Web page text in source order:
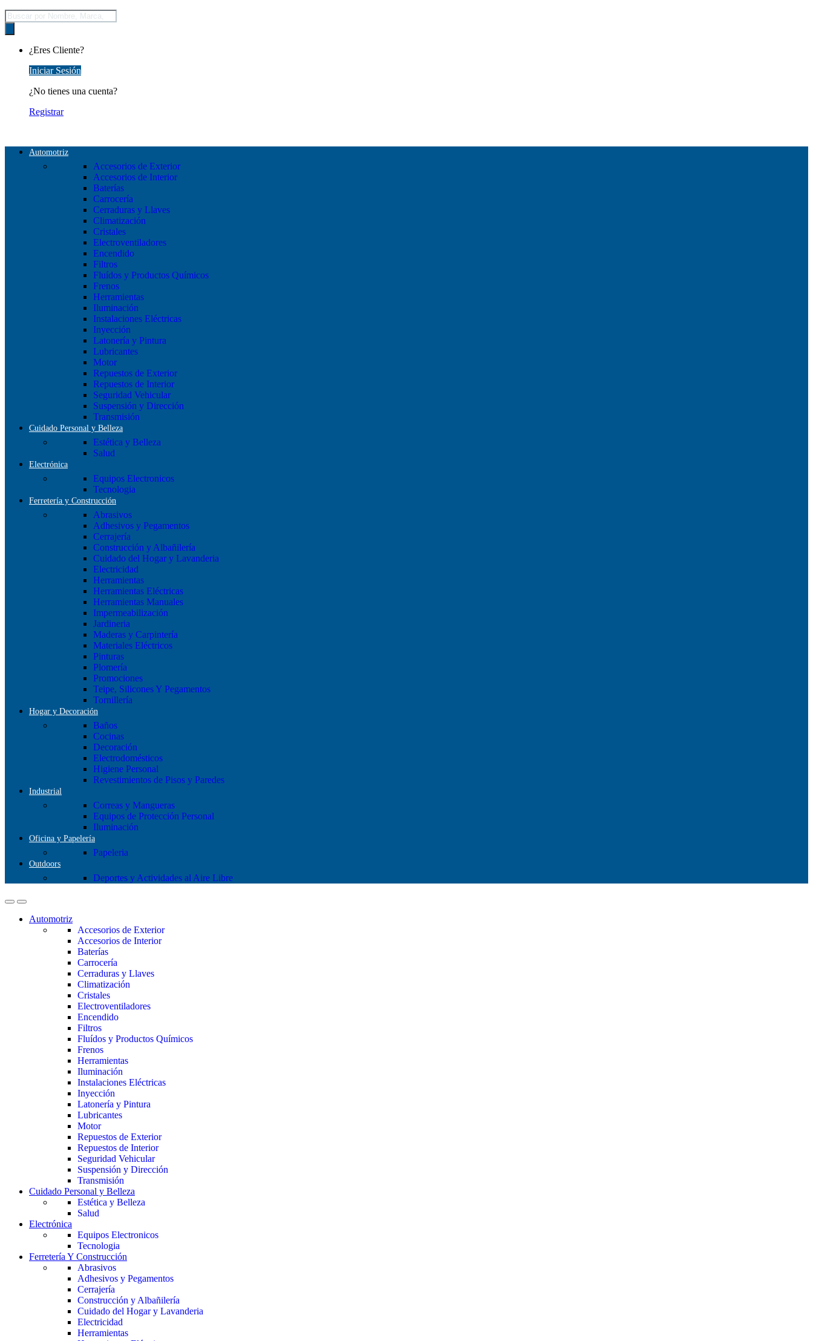
Búsqueda
de
productos
¿Eres Cliente?
Iniciar Sesión
¿No tienes una cuenta?
Registrar
Automotriz
Accesorios de Exterior
Accesorios de Interior
Baterías
Carrocería
Cerraduras y Llaves
Climatización
Cristales
Electroventiladores
Encendido
Filtros
Fluídos y Productos Químicos
Frenos
Herramientas
Iluminación
Instalaciones Eléctricas
Inyección
Latonería y Pintura
Lubricantes
Motor
Repuestos de Exterior
Repuestos de Interior
Seguridad Vehicular
Suspensión y Dirección
Transmisión
Cuidado Personal y Belleza
Estética y Belleza
Salud
Electrónica
Equipos Electronicos
Tecnologia
Ferretería y Construcción
Abrasivos
Adhesivos y Pegamentos
Cerrajería
Construcción y Albañilería
Cuidado del Hogar y Lavanderia
Electricidad
Herramientas
Herramientas Eléctricas
Herramientas Manuales
Impermeabilización
Jardineria
Maderas y Carpintería
Materiales Eléctricos
Pinturas
Plomería
Promociones
Teipe, Silicones Y Pegamentos
Tornillería
Hogar y Decoración
Baños
Cocinas
Decoración
Electrodomésticos
Higiene Personal
Revestimientos de Pisos y Paredes
Industrial
Correas y Mangueras
Equipos de Protección Personal
Iluminación
Oficina y Papelería
Papeleria
Outdoors
Deportes y Actividades al Aire Libre
Automotriz
Accesorios de Exterior
Accesorios de Interior
Baterías
Carrocería
Cerraduras y Llaves
Climatización
Cristales
Electroventiladores
Encendido
Filtros
Fluídos y Productos Químicos
Frenos
Herramientas
Iluminación
Instalaciones Eléctricas
Inyección
Latonería y Pintura
Lubricantes
Motor
Repuestos de Exterior
Repuestos de Interior
Seguridad Vehicular
Suspensión y Dirección
Transmisión
Cuidado Personal y Belleza
Estética y Belleza
Salud
Electrónica
Equipos Electronicos
Tecnologia
Ferretería Y Construcción
Abrasivos
Adhesivos y Pegamentos
Cerrajería
Construcción y Albañilería
Cuidado del Hogar y Lavanderia
Electricidad
Herramientas